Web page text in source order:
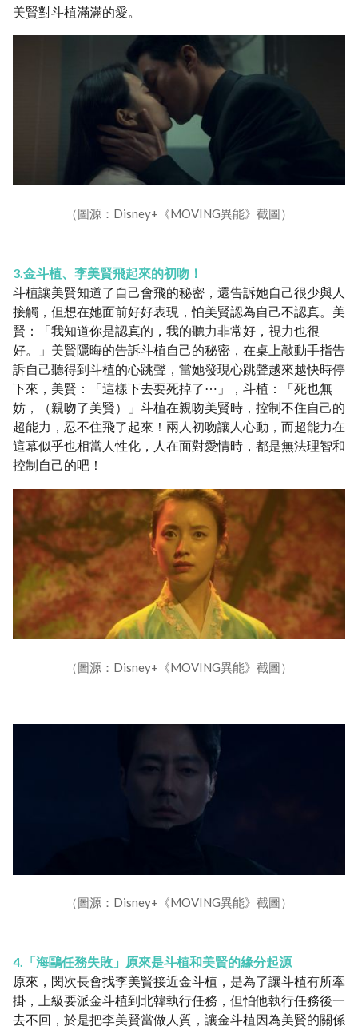
美賢對斗植滿滿的愛。
（圖源：Disney+《MOVING異能》截圖）
3.金斗植、李美賢飛起來的初吻！
斗植讓美賢知道了自己會飛的秘密，還告訴她自己很少與人
接觸，但想在她面前好好表現，怕美賢認為自己不認真。美
賢：「我知道你是認真的，我的聽力非常好，視力也很
好。」美賢隱晦的告訴斗植自己的秘密，在桌上敲動手指告
訴自己聽得到斗植的心跳聲，當她發現心跳聲越來越快時停
下來，美賢：「這樣下去要死掉了⋯」，斗植：「死也無
妨，（親吻了美賢）」斗植在親吻美賢時，控制不住自己的
超能力，忍不住飛了起來！兩人初吻讓人心動，而超能力在
這幕似乎也相當人性化，人在面對愛情時，都是無法理智和
控制自己的吧！
（圖源：Disney+《MOVING異能》截圖）
（圖源：Disney+《MOVING異能》截圖）
4.「海鷗任務失敗」原來是斗植和美賢的緣分起源
原來，閔次長會找李美賢接近金斗植，是為了讓斗植有所牽
掛，上級要派金斗植到北韓執行任務，但怕他執行任務後一
去不回，於是把李美賢當做人質，讓金斗植因為美賢的關係